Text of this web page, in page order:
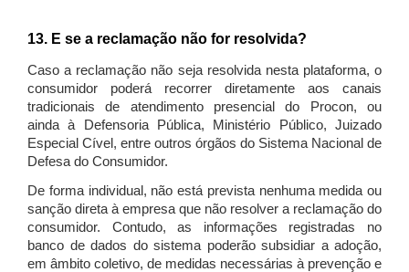
13. E se a reclamação não for resolvida?
Caso a reclamação não seja resolvida nesta plataforma, o
consumidor poderá recorrer diretamente aos canais
tradicionais de atendimento presencial do Procon, ou
ainda à Defensoria Pública, Ministério Público, Juizado
Especial Cível, entre outros órgãos do Sistema Nacional de
Defesa do Consumidor.
De forma individual, não está prevista nenhuma medida ou
sanção direta à empresa que não resolver a reclamação do
consumidor. Contudo, as informações registradas no
banco de dados do sistema poderão subsidiar a adoção,
em âmbito coletivo, de medidas necessárias à prevenção e